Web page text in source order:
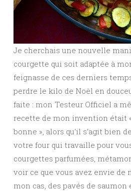
Je cherchais une nouvelle
courgette qui soit adaptée à
feignasse de ces derniers
perdre le kilo de Noël en
faite : mon Testeur Officiel a
recette de mon invention était
bonne », alors qu’il s’agit bien
votre four qui travaille pour
courgettes parfumées,
voir ce que vous avez envie de
mon cas, des pavés de saumon